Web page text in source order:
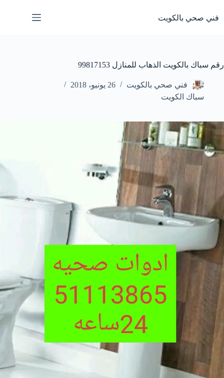
إلى
المحتوى
فني صحي بالكويت
رقم سباك بالكويت الذهاب للمنازل 99817153
فني صحي بالكويت
26 يونيو، 2018
سباك الكويت